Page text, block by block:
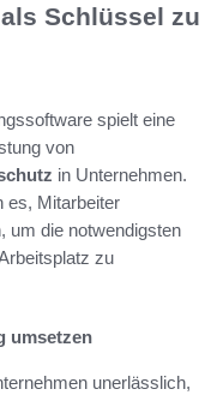
Schlüssel zu
spielt eine
von
in Unternehmen.
es, Mitarbeiter
um die notwendigsten
zu
umsetzen
unerlässlich,